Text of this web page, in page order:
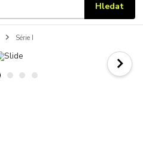
Hledat
Série I